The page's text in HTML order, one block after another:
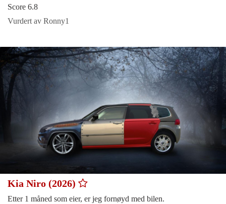
Score 6.8
Vurdert av Ronny1
Kia Niro (2026)
Etter 1 måned som eier, er jeg fornøyd med bilen.